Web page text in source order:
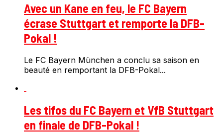
Avec un Kane en feu, le FC Bayern
écrase Stuttgart et remporte la DFB-
Pokal !
Le FC Bayern München a conclu sa saison en
beauté en remportant la DFB-Pokal...
Les tifos du FC Bayern et VfB Stuttgart
en finale de DFB-Pokal !